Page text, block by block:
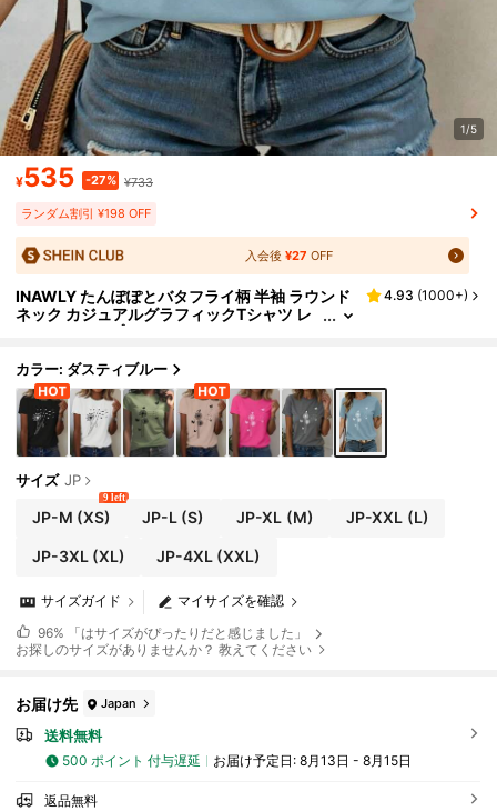
1/5
¥535 -27% ¥733
ランダム割引 ¥198 OFF
入会後¥27 OFF
INAWLY たんぽぽとバタフライ柄 半袖 ラウンド
ネック カジュアルグラフィックTシャツ レ
ディーストップス
4.93 (1000+)
カラー: ダスティブルー
サイズ JP
JP-M (XS)
9 left
JP-L (S) JP-XL (M) JP-XXL (L)
JP-3XL(XL) JP-4XL (XXL)
マイサイズを確認
サイズガイド
96% 「はサイズがぴったりだと感じました」
お探しのサイズがありませんか？ 教えてください
お届け先 Japan
送料無料
500 ポイント 付与遅延 お届け予定日: 8月13日 - 8月15日
返品無料